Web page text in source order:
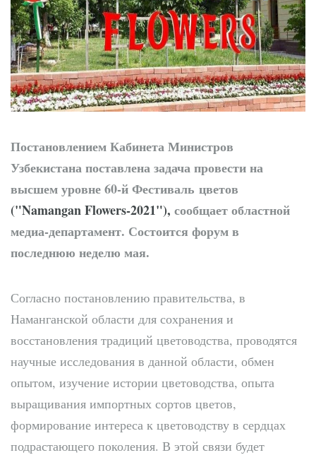
Постановлением Кабинета Министров
Узбекистана поставлена задача провести на
высшем уровне 60-й Фестиваль цветов
("Namangan Flowers-2021"), сообщает областной
медиа-департамент. Состоится форум в
последнюю неделю мая.
Согласно постановлению правительства, в
Наманганской области для сохранения и
восстановления традиций цветоводства, проводятся
научные исследования в данной области, обмен
опытом, изучение истории цветоводства, опыта
выращивания импортных сортов цветов,
формирование интереса к цветоводству в сердцах
подрастающего поколения. В этой связи будет